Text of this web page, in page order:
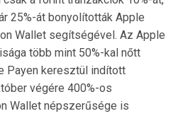
25%-át bonyolították Apple
Wallet segítségével. Az Apple
több mint 50%-kal nőtt
Payen keresztül indított
végére 400%-os
Wallet népszerűsége is